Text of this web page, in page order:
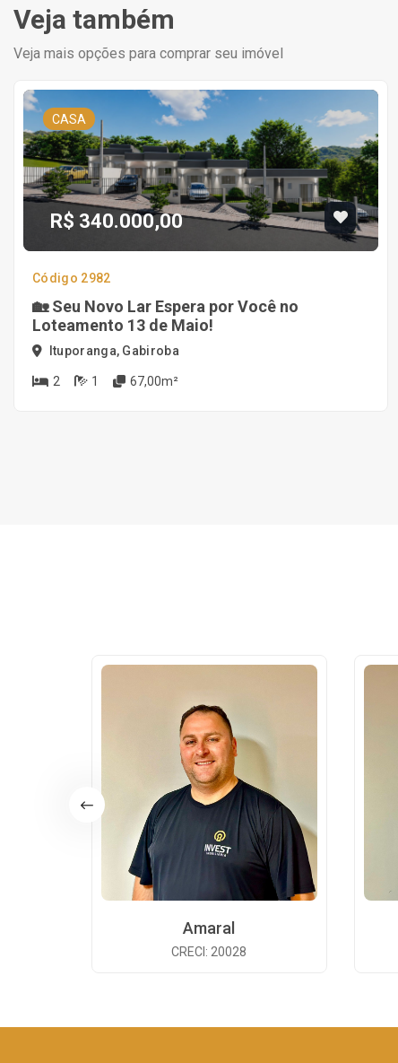
Veja também
Veja mais opções para comprar seu imóvel
CASA
R$ 340.000,00
Código 2982
🏡 Seu Novo Lar Espera por Você no
Loteamento 13 de Maio!
Ituporanga, Gabiroba
2 1 67,00m²
Amaral
CRECI: 20028